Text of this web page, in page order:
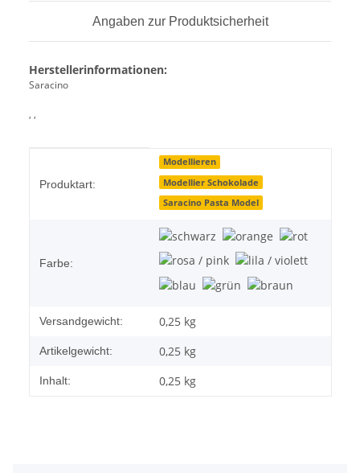
Angaben zur Produktsicherheit
Herstellerinformationen:
Saracino
, ,
Produktart:
Modellieren
Modellier Schokolade
Saracino Pasta Model
Farbe:
Versandgewicht: 0,25 kg
Artikelgewicht: 0,25 kg
Inhalt: 0,25 kg